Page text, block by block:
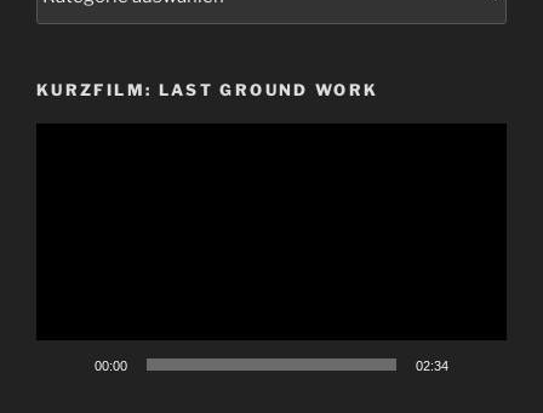
KURZFILM: LAST GROUND WORK
00:00 02:34